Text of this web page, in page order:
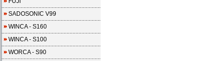
SADOSONIC V99
WINCA - S160
WINCA - S100
WORCA - S90